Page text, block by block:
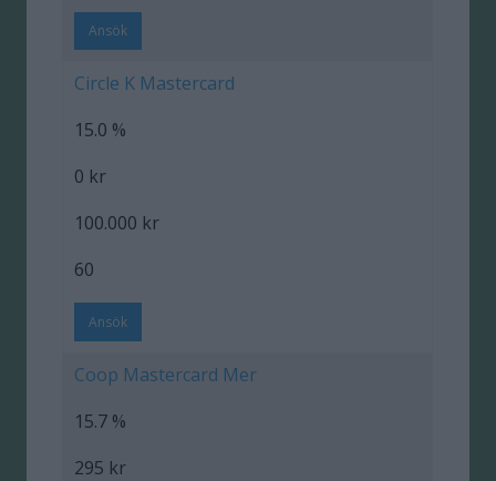
Ansök
Circle K Mastercard
15.0 %
0 kr
100.000 kr
60
Ansök
Coop Mastercard Mer
15.7 %
295 kr